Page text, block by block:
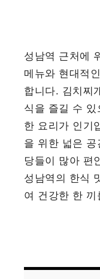
성남역 근처에
메뉴와 현대적
합니다. 김치찌
식을 즐길 수
한 요리가 인기
을 위한 넓은 공
당들이 많아 편
성남역의 한식
여 건강한 한 끼